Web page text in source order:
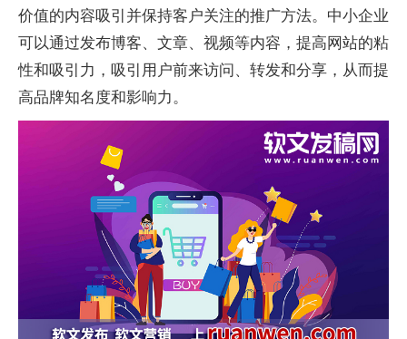
价值的内容吸引并保持客户关注的推广方法。中小企业
可以通过发布博客、文章、视频等内容，提高网站的粘
性和吸引力，吸引用户前来访问、转发和分享，从而提
高品牌知名度和影响力。